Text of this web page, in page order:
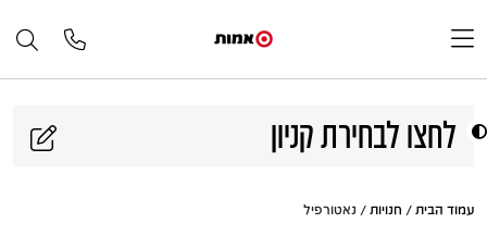
לחצו לבחירת קניון
עמוד הבית / חנויות / נאטורפיל